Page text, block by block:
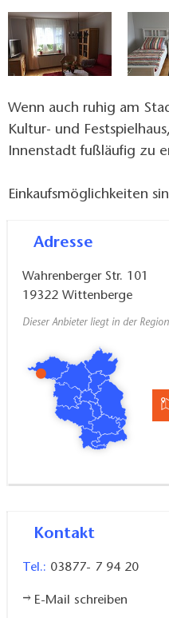
Wenn auch ruhig am
Kultur- und
Innenstadt fußläufig zu
Einkaufsmöglichkeiten
Adresse
Wahrenberger Str. 101
19322 Wittenberge
Dieser Anbieter liegt in der Region
Kontakt
Tel.: 03877- 7 94 20
E-Mail schreiben